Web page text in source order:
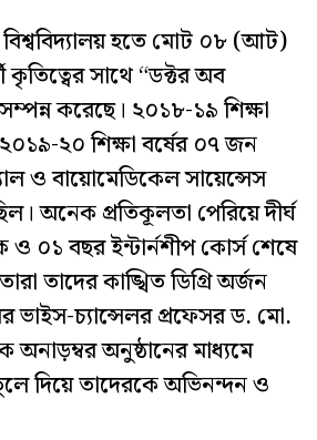
হতে মোট ০৮ (আট)
কৃতিত্বের সাথে “ডক্টর অব
সম্পন্ন করেছে। ২০১৮-১৯ শিক্ষা
২০ শিক্ষা বর্ষের ০৭ জন
ও বায়োমেডিকেল সায়েন্সেস
অনেক প্রতিকূলতা পেরিয়ে দীর্ঘ
০১ বছর ইন্টার্নশীপ কোর্স শেষে
তাদের কাঙ্খিত ডিগ্রি অর্জন
ভাইস-চ্যান্সেলর প্রফেসর ড. মো.
অনুষ্ঠানের মাধ্যমে
দিয়ে তাদেরকে অভিনন্দন ও